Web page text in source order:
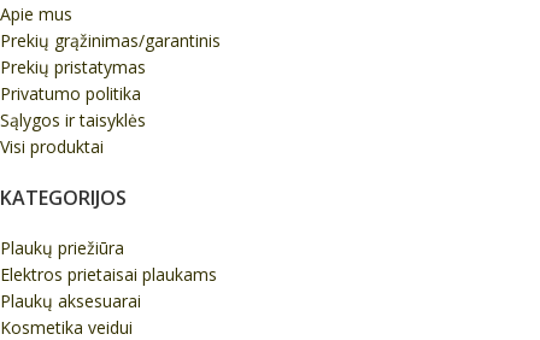
Apie mus
Prekių grąžinimas/garantinis
Prekių pristatymas
Privatumo politika
Sąlygos ir taisyklės
Visi produktai
KATEGORIJOS
Plaukų priežiūra
Elektros prietaisai plaukams
Plaukų aksesuarai
Kosmetika veidui